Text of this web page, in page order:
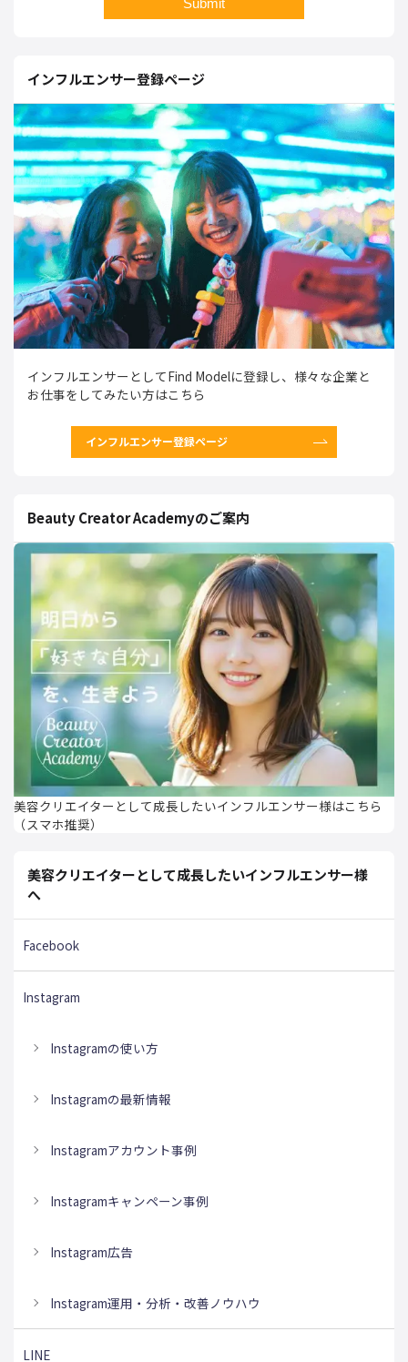
インフルエンサー登録ページ
インフルエンサーとしてFind Modelに登録し、様々な企業と
お仕事をしてみたい方はこちら
インフルエンサー登録ページ
Beauty Creator Academyのご案内
美容クリエイターとして成長したいインフルエンサー様はこちら
（スマホ推奨）
美容クリエイターとして成長したいインフルエンサー様
へ
Facebook
Instagram
Instagramの使い方
Instagramの最新情報
Instagramアカウント事例
Instagramキャンペーン事例
Instagram広告
Instagram運用・分析・改善ノウハウ
LINE